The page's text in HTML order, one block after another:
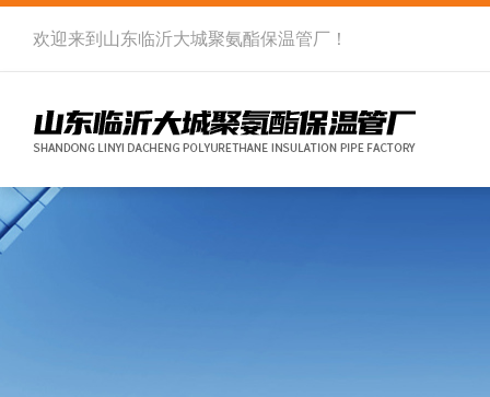
欢迎来到 山东临沂大城聚氨酯保温管厂 ！